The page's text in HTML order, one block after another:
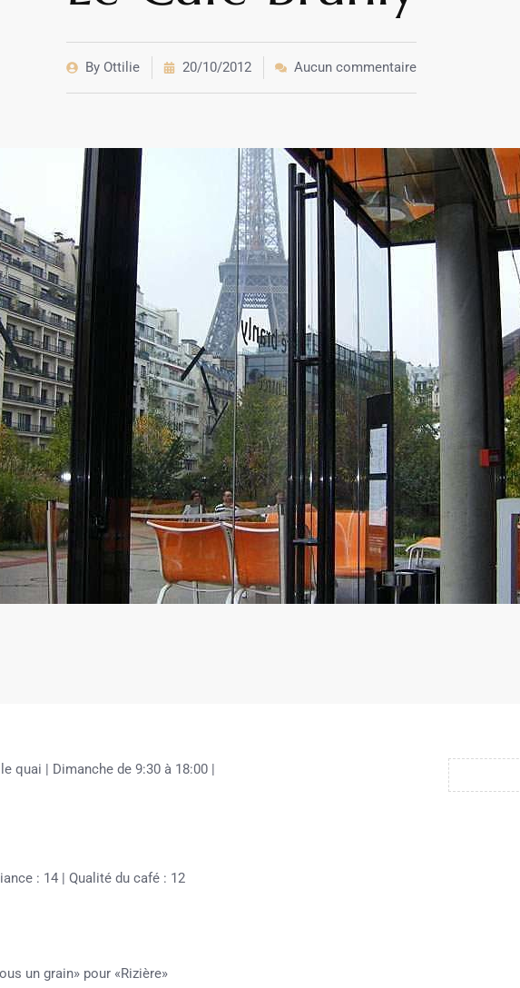
By Ottilie 20/10/2012 Aucun commentaire
quai | Dimanche de 9:30 à 18:00 |
: 14 | Qualité du café : 12
un grain» pour «Rizière»